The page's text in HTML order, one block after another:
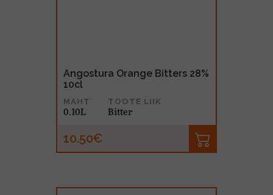
Angostura Orange Bitters 28%
10cl
MAHT
0.10L
TOOTE LIIK
Bitter
10.50€